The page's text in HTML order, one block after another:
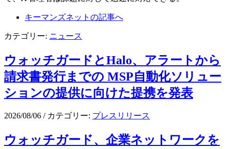
キーマンズネットの記事へ
カテゴリー: ニュース
ウォッチガードとHalo、アラートから
請求書発行までの MSP自動化ソリュー
ションの提供に向けた提携を発表
2026/08/06 / カテゴリー: プレスリリース
ウォッチガード、企業ネットワークを